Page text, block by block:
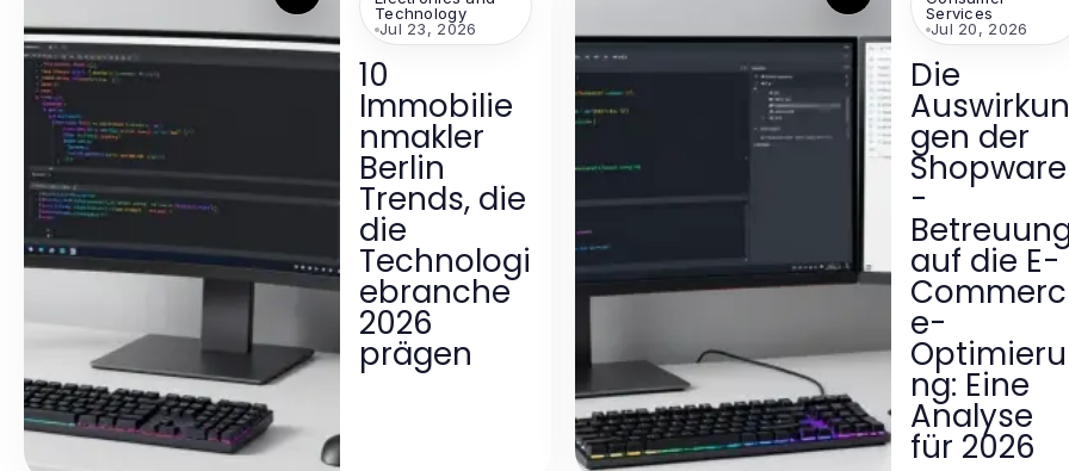
Technology
Jul 23, 2026
10
Immobilie
nmakler
Berlin
Trends, die
die
Technologi
ebranche
2026
prägen
Services
Jul 20, 2026
Die
gen der
Shopware
-
auf die E-
Commerc
e-
Optimieru
ng: Eine
Analyse
für 2026